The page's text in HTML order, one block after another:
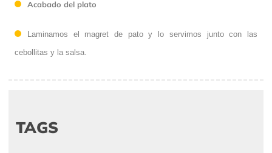
Acabado del plato
Laminamos el magret de pato y lo servimos junto con las
cebollitas y la salsa.
TAGS